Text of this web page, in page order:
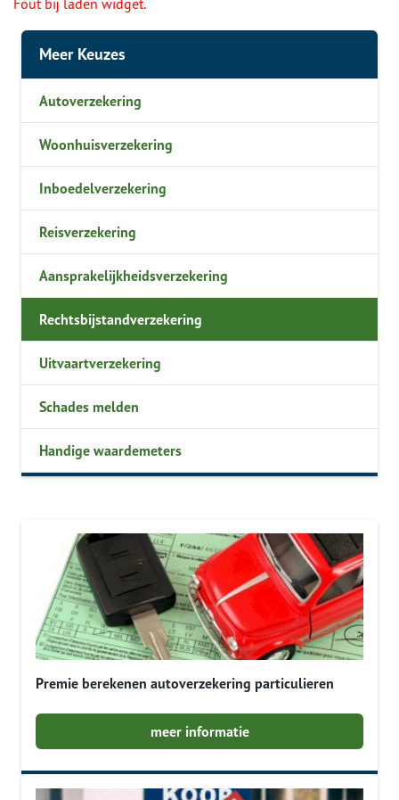
Fout bij laden widget.
Meer Keuzes
Autoverzekering
Woonhuisverzekering
Inboedelverzekering
Reisverzekering
Aansprakelijkheidsverzekering
Rechtsbijstandverzekering
Uitvaartverzekering
Schades melden
Handige waardemeters
Premie berekenen autoverzekering particulieren
meer informatie